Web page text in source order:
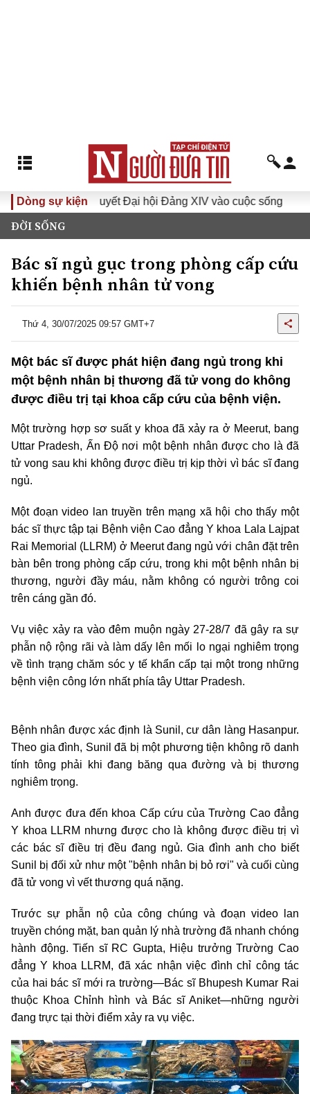
Dòng sự kiện
Đưa Nghị quyết Đại hội Đảng XIV vào cuộc sống
ĐỜI SỐNG
Bác sĩ ngủ gục trong phòng cấp cứu
khiến bệnh nhân tử vong
Thứ 4, 30/07/2025 09:57 GMT+7
Một bác sĩ được phát hiện đang ngủ trong khi
một bệnh nhân bị thương đã tử vong do không
được điều trị tại khoa cấp cứu của bệnh viện.
Một trường hợp sơ suất y khoa đã xảy ra ở Meerut, bang
Uttar Pradesh, Ấn Độ nơi một bệnh nhân được cho là đã
tử vong sau khi không được điều trị kịp thời vì bác sĩ đang
ngủ.
Một đoạn video lan truyền trên mạng xã hội cho thấy một
bác sĩ thực tập tại Bệnh viện Cao đẳng Y khoa Lala Lajpat
Rai Memorial (LLRM) ở Meerut đang ngủ với chân đặt trên
bàn bên trong phòng cấp cứu, trong khi một bệnh nhân bị
thương, người đầy máu, nằm không có người trông coi
trên cáng gần đó.
Vụ việc xảy ra vào đêm muộn ngày 27-28/7 đã gây ra sự
phẫn nộ rộng rãi và làm dấy lên mối lo ngại nghiêm trọng
về tình trạng chăm sóc y tế khẩn cấp tại một trong những
bệnh viện công lớn nhất phía tây Uttar Pradesh.
Bệnh nhân được xác định là Sunil, cư dân làng Hasanpur.
Theo gia đình, Sunil đã bị một phương tiện không rõ danh
tính tông phải khi đang băng qua đường và bị thương
nghiêm trọng.
Anh được đưa đến khoa Cấp cứu của Trường Cao đẳng
Y khoa LLRM nhưng được cho là không được điều trị vì
các bác sĩ điều trị đều đang ngủ. Gia đình anh cho biết
Sunil bị đối xử như một "bệnh nhân bị bỏ rơi" và cuối cùng
đã tử vong vì vết thương quá nặng.
Trước sự phẫn nộ của công chúng và đoạn video lan
truyền chóng mặt, ban quản lý nhà trường đã nhanh chóng
hành động. Tiến sĩ RC Gupta, Hiệu trưởng Trường Cao
đẳng Y khoa LLRM, đã xác nhận việc đình chỉ công tác
của hai bác sĩ mới ra trường—Bác sĩ Bhupesh Kumar Rai
thuộc Khoa Chỉnh hình và Bác sĩ Aniket—những người
đang trực tại thời điểm xảy ra vụ việc.